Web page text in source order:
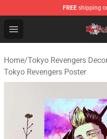
FREE shipping
Open menu
Tokyo Revengers
Home/Tokyo Revengers
Tokyo Revengers Poster